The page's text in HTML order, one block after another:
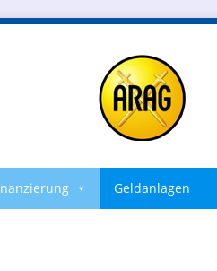
Geldanlagen